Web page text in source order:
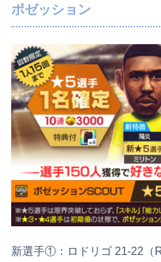
ポゼッション
新選手①：ロドリゴ 21-22（